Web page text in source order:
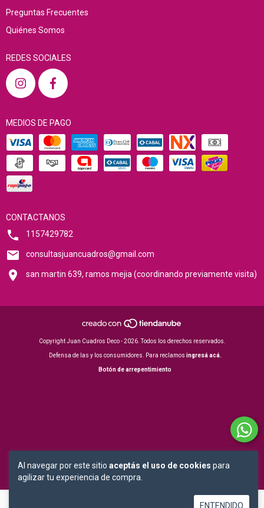
Al navegar por este sitio aceptás el uso de cookies para
agilizar tu experiencia de compra.
ENTENDIDO
Preguntas Frecuentes
Quiénes Somos
REDES SOCIALES
MEDIOS DE PAGO
CONTACTANOS
1157429782
consultasjuancuadros@gmail.com
san martin 639, ramos mejia (coordinando previamente visita)
Copyright Juan Cuadros Deco - 2026. Todos los derechos reservados.
Defensa de las y los consumidores. Para reclamos ingresá acá.
Botón de arrepentimiento